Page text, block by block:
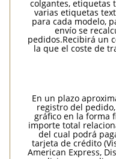
colgantes, etiquetas
varias etiquetas
para cada modelo,
envío se
pedidos.Recibirá un
la que el coste de
En un plazo
registro del
gráfico en la forma
importe total
del cual podrá
tarjeta de crédito
American Express,